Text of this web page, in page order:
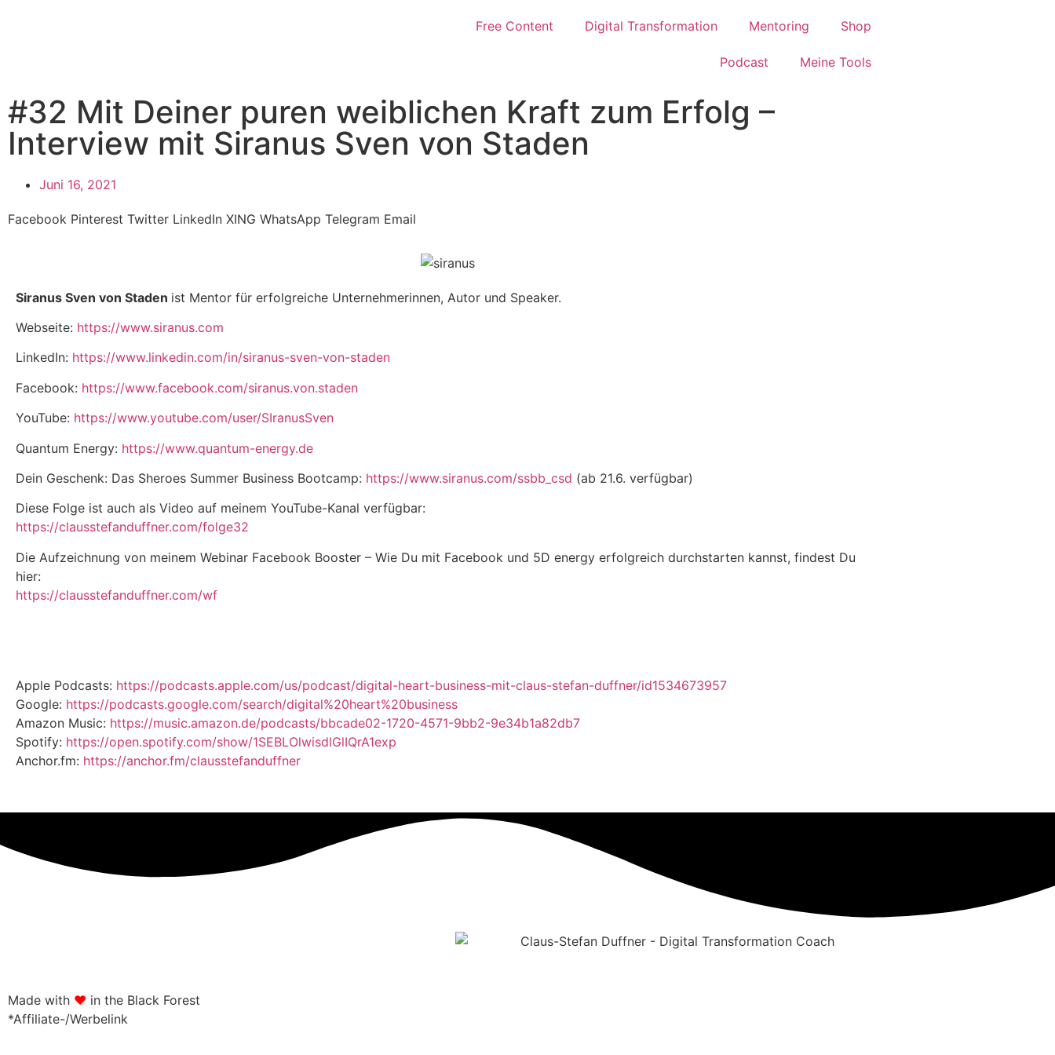
Free Content Digital Transformation Mentoring Shop
Podcast Meine Tools
#32 Mit Deiner puren weiblichen Kraft zum Erfolg –
Interview mit Siranus Sven von Staden
Juni 16, 2021
Facebook Pinterest Twitter LinkedIn XING WhatsApp Telegram Email
Siranus Sven von Staden ist Mentor für erfolgreiche Unternehmerinnen, Autor und Speaker.
Webseite: https://www.siranus.com
LinkedIn: https://www.linkedin.com/in/siranus-sven-von-staden
Facebook: https://www.facebook.com/siranus.von.staden
YouTube: https://www.youtube.com/user/SIranusSven
Quantum Energy: https://www.quantum-energy.de
Dein Geschenk: Das Sheroes Summer Business Bootcamp: https://www.siranus.com/ssbb_csd (ab 21.6. verfügbar)
Diese Folge ist auch als Video auf meinem YouTube-Kanal verfügbar:
https://clausstefanduffner.com/folge32
Die Aufzeichnung von meinem Webinar Facebook Booster – Wie Du mit Facebook und 5D energy erfolgreich durchstarten kannst, findest Du
hier:
https://clausstefanduffner.com/wf
Apple Podcasts: https://podcasts.apple.com/us/podcast/digital-heart-business-mit-claus-stefan-duffner/id1534673957
Google: https://podcasts.google.com/search/digital%20heart%20business
Amazon Music: https://music.amazon.de/podcasts/bbcade02-1720-4571-9bb2-9e34b1a82db7
Spotify: https://open.spotify.com/show/1SEBLOlwisdlGlIQrA1exp
Anchor.fm: https://anchor.fm/clausstefanduffner
Made with ♥ in the Black Forest
*Affiliate-/Werbelink